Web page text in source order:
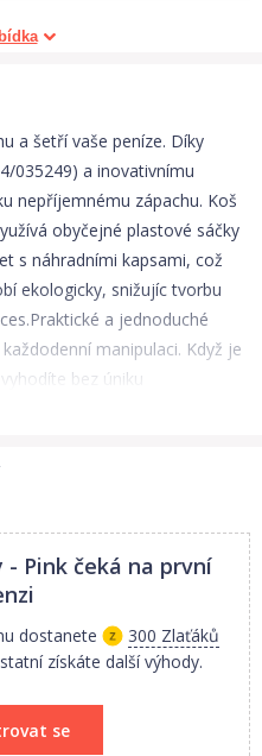
a šetří vaše peníze. Díky
035249) a inovativnímu
nepříjemnému zápachu. Koš
obyčejné plastové sáčky
s náhradními kapsami, což
ekologicky, snižujíc tvorbu
a jednoduché
manipulaci. Když je
bez úniku
koše na pleny Chicco
plenek.) Bez zápachu Vejde
speciálních kazet Rozměr:
- Pink čeká na první
dostanete
300 Zlaťáků
získáte další výhody.
se